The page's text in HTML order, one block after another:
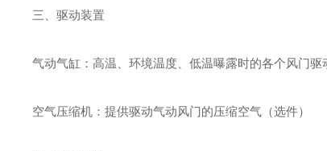
三、驱动装置
气动气缸：高温、环境温度、低温曝露时的各个风门驱
空气压缩机：提供驱动气动风门的压缩空气（选件）